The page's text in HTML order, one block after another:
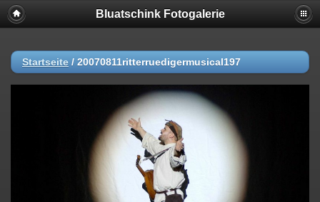
Bluatschink Fotogalerie
Startseite / 20070811ritterruedigermusical197